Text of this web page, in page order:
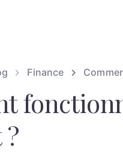
Finance